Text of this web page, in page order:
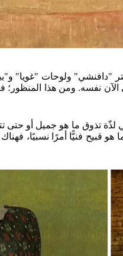
"دافنشي" ولوحات "غويا"
الآن نفسه. ومن هذا
لذّة تذوق ما هو جميل أو
قبيح فنيًّا أمرًا نسبيًا،